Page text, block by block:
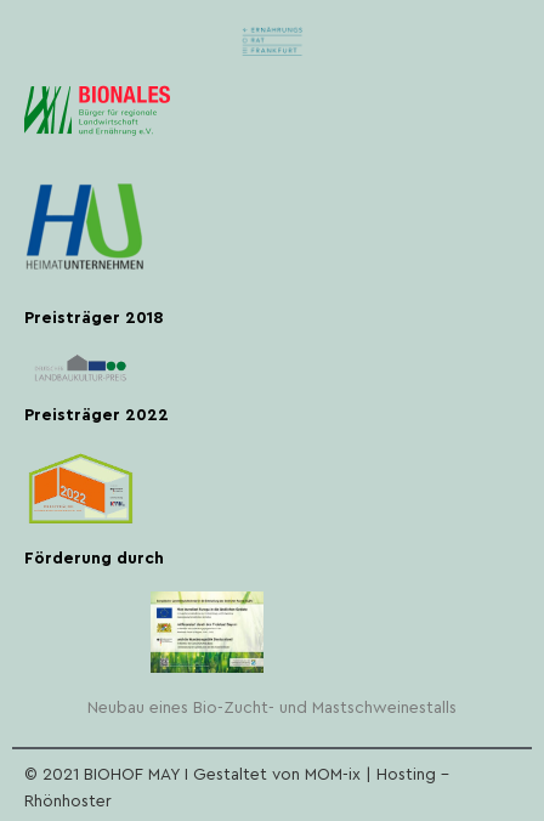
Preisträger 2018
Preisträger 2022
Förderung durch
Neubau eines Bio-Zucht- und Mastschweinestalls
© 2021 BIOHOF MAY I Gestaltet von MOM-ix
| Hosting –
Rhönhoster